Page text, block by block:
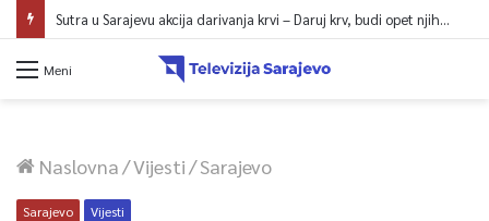
Sutra u Sarajevu akcija darivanja krvi – Daruj krv, budi opet njihov heroj
Meni
Naslovna/Vijesti/Sarajevo
Sarajevo Vijesti